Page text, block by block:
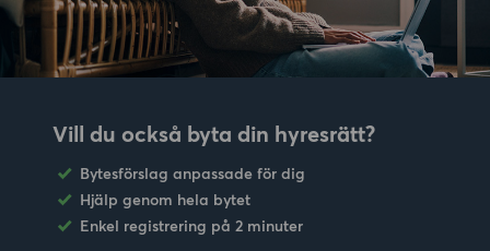
Vill du också byta din hyresrätt?
Bytesförslag anpassade för dig
Hjälp genom hela bytet
Enkel registrering på 2 minuter